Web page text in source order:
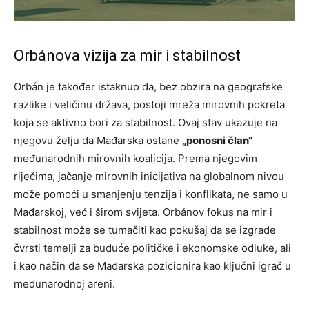
Orbánova vizija za mir i stabilnost
Orbán je također istaknuo da, bez obzira na geografske
razlike i veličinu država, postoji mreža mirovnih pokreta
koja se aktivno bori za stabilnost. Ovaj stav ukazuje na
njegovu želju da Mađarska ostane „ponosni član“
međunarodnih mirovnih koalicija. Prema njegovim
riječima, jačanje mirovnih inicijativa na globalnom nivou
može pomoći u smanjenju tenzija i konflikata, ne samo u
Mađarskoj, već i širom svijeta. Orbánov fokus na mir i
stabilnost može se tumačiti kao pokušaj da se izgrade
čvrsti temelji za buduće političke i ekonomske odluke, ali
i kao način da se Mađarska pozicionira kao ključni igrač u
međunarodnoj areni.